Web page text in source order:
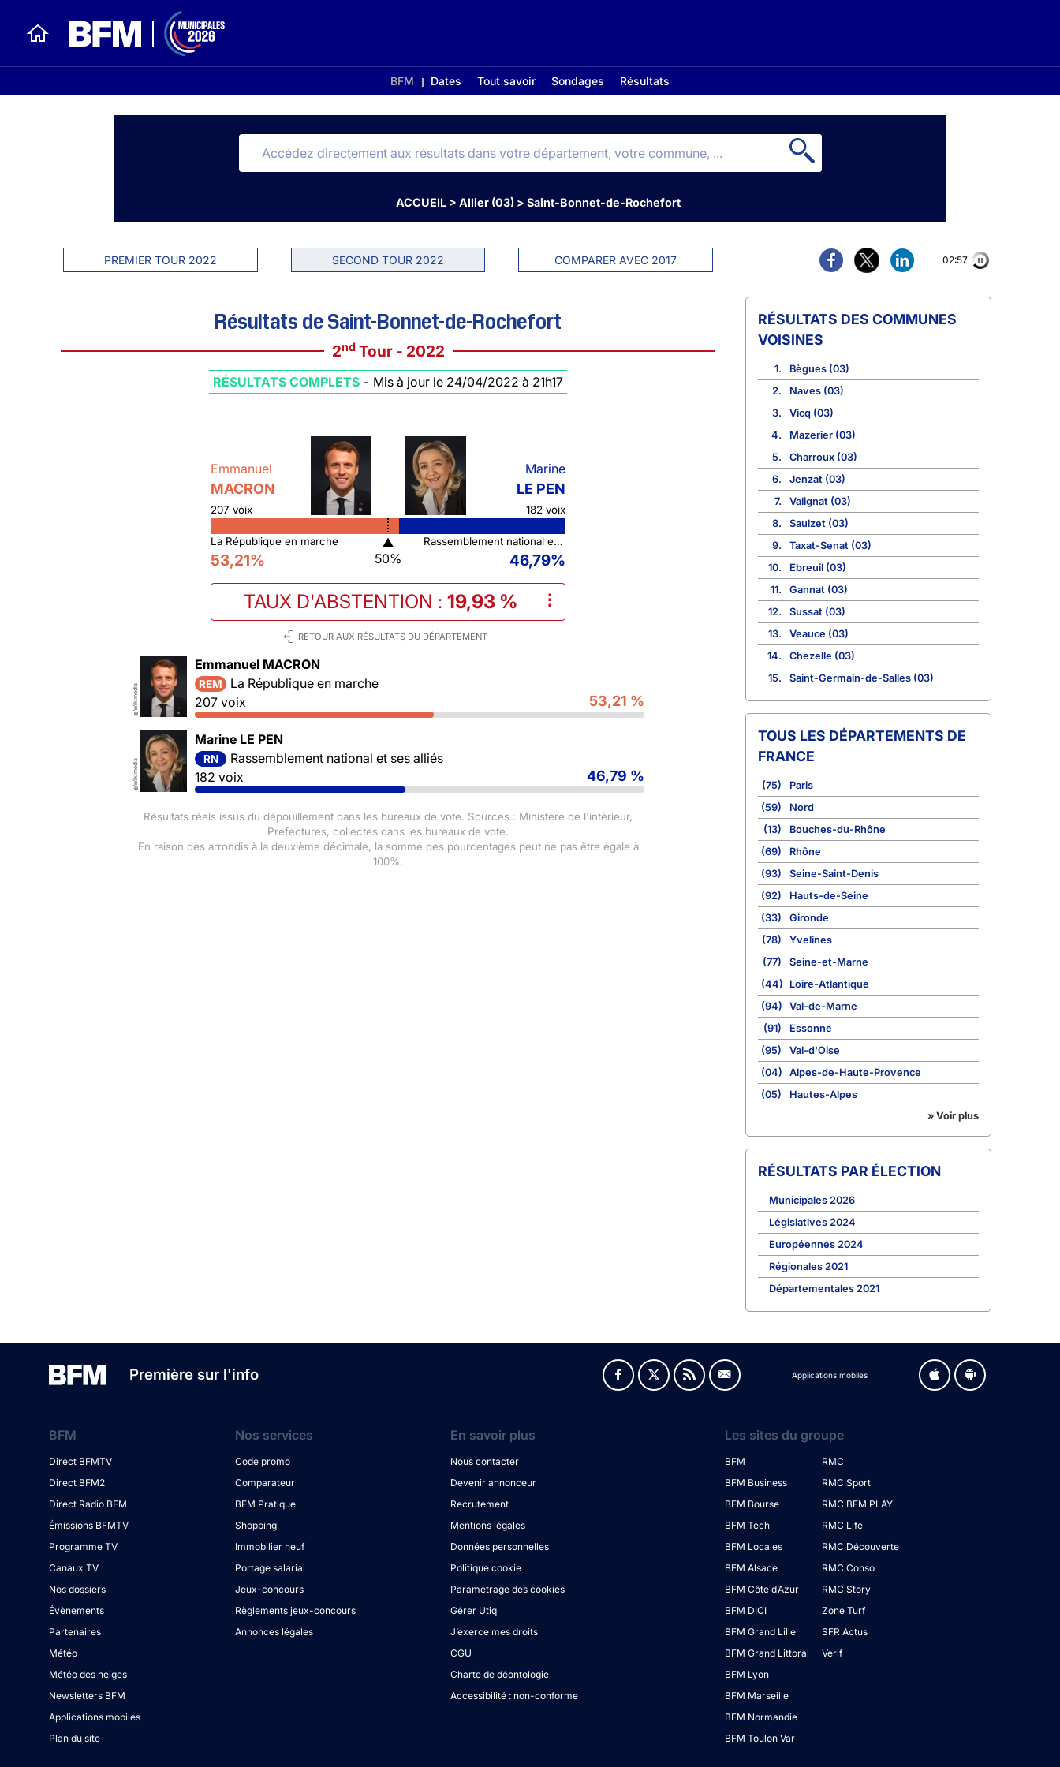
BFM Dates Tout savoir Sondages Résultats
ACCUEIL> Allier (03)> Saint-Bonnet-de-Rochefort
PREMIER TOUR 2022 SECOND TOUR 2022 COMPARER AVEC 2017 02:56
Résultats de Saint-Bonnet-de-Rochefort
2ndTour - 2022
RÉSULTATS COMPLETS - Mis à jour le 24/04/2022 à 21h17
Emmanuel
MACRON
207 voix
Marine
LE PEN
182 voix
La République en marche
53,21%
▲
50%
Rassemblement national et ses alliés
46,79%
TAUX D'ABSTENTION : 19,93 % ⠇
RETOUR AUX RÉSULTATS DU DÉPARTEMENT
©
Wikimedia
Emmanuel MACRON
REM
La République en marche
207 voix
53,21 %
©
Wikimedia
Marine LE PEN
RN
Rassemblement national et ses alliés
182 voix
46,79 %
Résultats réels issus du dépouillement dans les bureaux de vote. Sources : Ministère de l'intérieur,
Préfectures, collectes dans les bureaux de vote.
En raison des arrondis à la deuxième décimale, la somme des pourcentages peut ne pas être égale à
100%.
COMMUNES
VOISINES
1.
Bègues (03)
2.
Naves (03)
3.
Vicq (03)
4.
Mazerier (03)
5.
Charroux (03)
6.
Jenzat (03)
7.
Valignat (03)
8.
Saulzet (03)
9.
Taxat-Senat (03)
10.
Ebreuil (03)
11.
Gannat (03)
12.
Sussat (03)
13.
Veauce (03)
14.
Chezelle (03)
15.
Saint-Germain-de-Salles (03)
TOUS LES DÉPARTEMENTS DE
FRANCE
(75)
Paris
(59)
Nord
(13)
Bouches-du-Rhône
(69)
Rhône
(93)
Seine-Saint-Denis
(92)
Hauts-de-Seine
(33)
Gironde
(78)
Yvelines
(77)
Seine-et-Marne
(44)
Loire-Atlantique
(94)
Val-de-Marne
(91)
Essonne
(95)
Val-d'Oise
(04)
Alpes-de-Haute-Provence
(05)
Hautes-Alpes
» Voir plus
RÉSULTATS PAR ÉLECTION
Municipales 2026
Législatives 2024
Européennes 2024
Régionales 2021
Départementales 2021
Première sur l'info Applications mobiles
BFM
Direct BFMTV
Direct BFM2
Direct Radio BFM
Émissions BFMTV
Programme TV
Canaux TV
Nos dossiers
Évènements
Partenaires
Météo
Météo des neiges
Newsletters BFM
Applications mobiles
Plan du site
Nos services
Code promo
Comparateur
BFM Pratique
Shopping
Immobilier neuf
Portage salarial
Jeux-concours
Règlements jeux-concours
Annonces légales
En savoir plus
Nous contacter
Devenir annonceur
Recrutement
Mentions légales
Données personnelles
Politique cookie
Paramétrage des cookies
Gérer Utiq
J’exerce mes droits
CGU
Charte de déontologie
Accessibilité : non-conforme
Les sites du groupe
BFM
BFM Business
BFM Bourse
BFM Tech
BFM Locales
BFM Alsace
BFM Côte d’Azur
BFM DICI
BFM Grand Lille
BFM Grand Littoral
BFM Lyon
BFM Marseille
BFM Normandie
BFM Toulon Var
RMC
RMC Sport
RMC BFM PLAY
RMC Life
RMC Découverte
RMC Conso
RMC Story
Zone Turf
SFR Actus
Verif